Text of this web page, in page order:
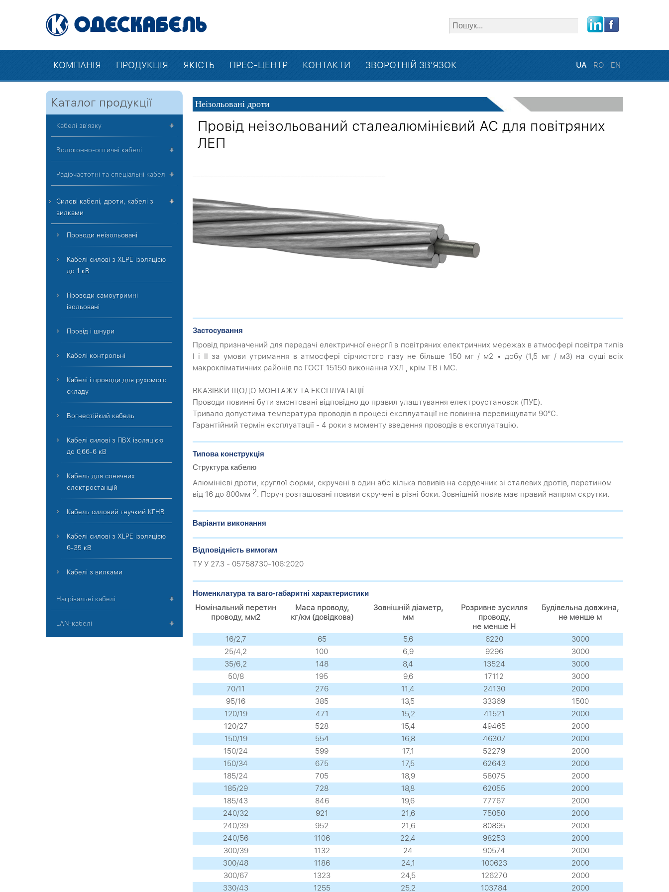
КОМПАНІЯ ПРОДУКЦІЯ ЯКІСТЬ ПРЕС-ЦЕНТР КОНТАКТИ ЗВОРОТНІЙ ЗВ'ЯЗОК UA RO EN
Каталог продукції
Кабелі зв'язку
Волоконно-оптичні кабелі
Радіочастотні та спеціальні кабелі
Силові кабелі, дроти, кабелі з
вилками
Проводи неізольовані
Кабелі силові з XLPE ізоляцією
до 1 кВ
Проводи самоутримні
ізольовані
Провід і шнури
Кабелі контрольні
Кабелі і проводи для рухомого
складу
Вогнестійкий кабель
Кабелі силові з ПВХ ізоляцією
до 0,66-6 кВ
Кабель для сонячних
електростанцій
Кабель силовий гнучкий КГНВ
Кабелі силові з XLPE ізоляцією
6-35 кВ
Кабелі з вилками
Нагрівальні кабелі
LAN-кабелі
Неізольовані дроти
Провід неізольований сталеалюмінієвий АС для повітряних
ЛЕП
Застосування
Провід призначений для передачі електричної енергії в повітряних електричних мережах в атмосфері повітря типів
I і II за умови утримання в атмосфері сірчистого газу не більше 150 мг / м2 • добу (1,5 мг / м3) на суші всіх
макрокліматичних районів по ГОСТ 15150 виконання УХЛ , крім ТВ і МС.
ВКАЗІВКИ ЩОДО МОНТАЖУ ТА ЕКСПЛУАТАЦІЇ
Проводи повинні бути змонтовані відповідно до правил улаштування електроустановок (ПУЕ).
Тривало допустима температура проводів в процесі експлуатації не повинна перевищувати 90°С.
Гарантійний термін експлуатації - 4 роки з моменту введення проводів в експлуатацію.
Типова конструкція
Структура кабелю
Алюмінієві дроти, круглої форми, скручені в один або кілька повивів на сердечник зі сталевих дротів, перетином
від 16 до 800мм 2. Поруч розташовані повиви скручені в різні боки. Зовнішній повив має правий напрям скрутки.
Варіанти виконання
Відповідність вимогам
ТУ У 27.3 - 05758730-106:2020
Номенклатура та ваго-габаритні характеристики
Номінальний перетин
проводу, мм2
Маса проводу,
кг/км (довідкова)
Зовнішній діаметр,
мм
Розривне зусилля
проводу,
не менше Н
Будівельна довжина,
не менше м
16/2,7 65 5,6 6220
3000
25/4,2
100 6,9 9296
3000
35/6,2
148 8,4 13524
3000
50/8
195 9,6 17112
3000
70/11
276 11,4 24130
2000
95/16
385 13,5 33369
1500
120/19
471 15,2 41521
2000
120/27
528 15,4 49465
2000
150/19
554 16,8 46307
2000
150/24
599 17,1 52279
2000
150/34
675 17,5 62643
2000
185/24
705 18,9 58075
2000
185/29
728 18,8 62055
2000
185/43
846 19,6 77767
2000
240/32
921 21,6 75050
2000
240/39
952 21,6 80895
2000
240/56
1106 22,4 98253
2000
300/39
1132 24 90574
2000
300/48
1186 24,1 100623
2000
300/67
1323 24,5 126270
2000
330/43
1255 25,2 103784 2000
close